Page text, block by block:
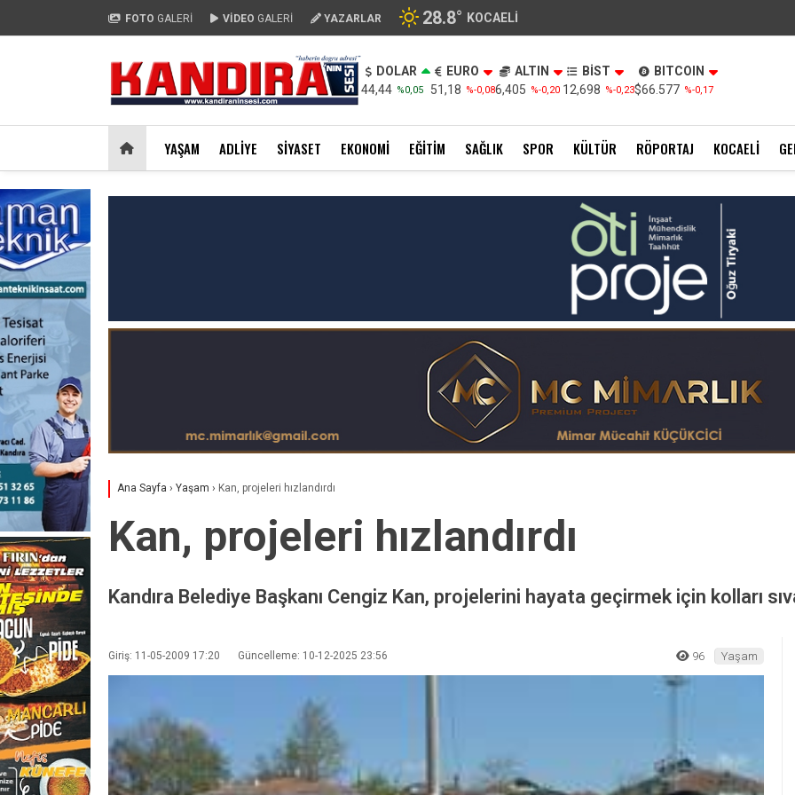
FOTO GALERİ VİDEO GALERİ YAZARLAR 28.8° KOCAELI
DOLAR
44,44 %0,05
EURO
51,18 %-0,08
ALTIN
6,405 %-0,20
BİST
12,698 %-0,23
BITCOIN
$66.577 %-0,17
YAŞAM ADLIYE SIYASET EKONOMI EĞITIM SAĞLIK SPOR KÜLTÜR RÖPORTAJ KOCAELI
Ana Sayfa › Yaşam › Kan, projeleri hızlandırdı
Kan, projeleri hızlandırdı
Kandıra Belediye Başkanı Cengiz Kan, projelerini hayata geçirmek için kolları
Giriş: 11-05-2009 17:20 Güncelleme: 10-12-2025 23:56 96 Yaşam